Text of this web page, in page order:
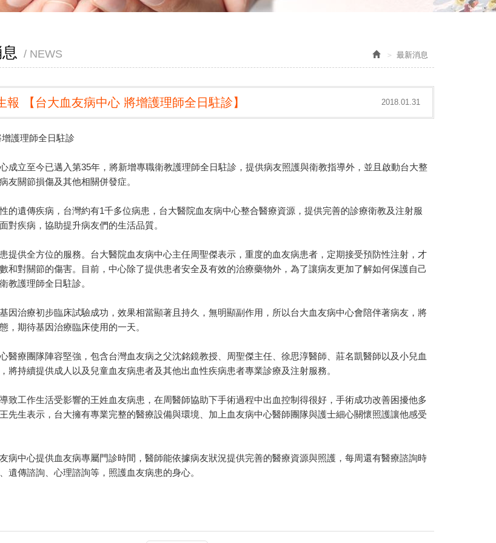
最新消息
NEWS
2018.01.31
報 【台大血友病中心 將增護理師全日駐診】
護理師全日駐診
成立至今已邁入第35年，將新增專職衛教護理師全日駐診，提供病友照護與衛教指導外，並且啟動台大整
友關節損傷及其他相關併發症。
的遺傳疾病，台灣約有1千多位病患，台大醫院血友病中心整合醫療資源，提供完善的診療衛教及注射服
對疾病，協助提升病友們的生活品質。
提供全方位的服務。台大醫院血友病中心主任周聖傑表示，重度的血友病患者，定期接受預防性注射，才
和對關節的傷害。目前，中心除了提供患者安全及有效的治療藥物外，為了讓病友更加了解如何保護自己
教護理師全日駐診。
因治療初步臨床試驗成功，效果相當顯著且持久，無明顯副作用，所以台大血友病中心會陪伴著病友，將
，期待基因治療臨床使用的一天。
醫療團隊陣容堅強，包含台灣血友病之父沈銘鏡教授、周聖傑主任、徐思淳醫師、莊名凱醫師以及小兒血
將持續提供成人以及兒童血友病患者及其他出血性疾病患者專業診療及注射服務。
致工作生活受影響的王姓血友病患，在周醫師協助下手術過程中出血控制得很好，手術成功改善困擾他多
先生表示，台大擁有專業完整的醫療設備與環境、加上血友病中心醫師團隊與護士細心關懷照護讓他感受
病中心提供血友病專屬門診時間，醫師能依據病友狀況提供完善的醫療資源與照護，每周還有醫療諮詢時
遺傳諮詢、心理諮詢等，照護血友病患的身心。